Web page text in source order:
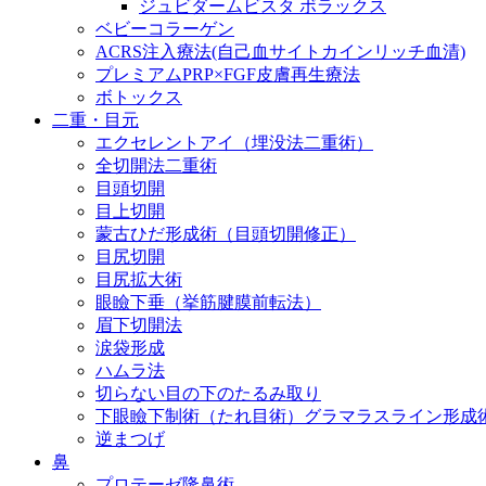
ジュビダームビスタ ボラックス
ベビーコラーゲン
ACRS注入療法(自己血サイトカインリッチ血清)
プレミアムPRP×FGF皮膚再生療法
ボトックス
二重・目元
エクセレントアイ（埋没法二重術）
全切開法二重術
目頭切開
目上切開
蒙古ひだ形成術（目頭切開修正）
目尻切開
目尻拡大術
眼瞼下垂（挙筋腱膜前転法）
眉下切開法
涙袋形成
ハムラ法
切らない目の下のたるみ取り
下眼瞼下制術（たれ目術）グラマラスライン形成
逆まつげ
鼻